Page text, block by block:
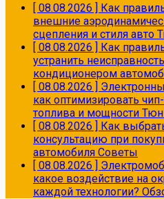
[ 08.08.2026 ] Как
внешние
сцепления и стиля авто
[ 08.08.2026 ] Как
устранить
кондиционером
[ 08.08.2026 ]
как оптимизировать
топлива и мощности
[ 08.08.2026 ] Как
консультацию при
автомобиля Советы
[ 08.08.2026 ]
какое воздействие на
каждой технологии?